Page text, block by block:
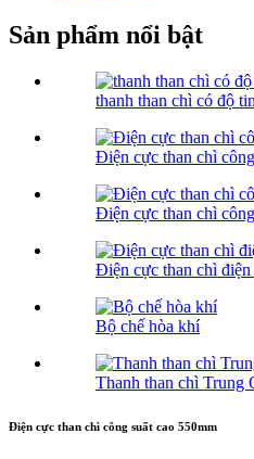
Sản phẩm nổi bật
thanh than chì có độ
Điện cực than chì
Điện cực than chì
Điện cực than chì
Bộ chế hòa khí
Thanh than chì Trung
Điện cực than chì công suất cao 550mm